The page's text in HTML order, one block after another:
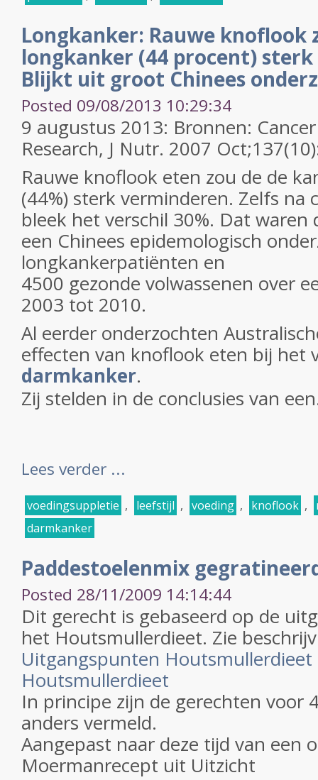
Longkanker: Rauwe knoflook
longkanker (44 procent)
Blijkt uit groot Chinees
Posted 09/08/2013 10:29:34
9 augustus 2013: Bronnen:
Research, J Nutr. 2007
Rauwe knoflook eten zou de de
(44%) sterk verminderen. Zelfs na
bleek het verschil 30%. Dat waren
een Chinees epidemologisch
longkankerpatiënten en
4500 gezonde volwassenen over
2003 tot 2010.
Al eerder onderzochten
effecten van knoflook eten bij het
darmkanker.
Zij stelden in de conclusies van
Lees verder ...
voedingsuppletie , leefstijl , voeding , knoflook ,
darmkanker
Paddestoelenmix
Posted 28/11/2009 14:14:44
Dit gerecht is gebaseerd op de
het Houtsmullerdieet. Zie
Uitgangspunten Houtsmullerdieet
Houtsmullerdieet
In principe zijn de gerechten voor
anders vermeld.
Aangepast naar deze tijd van een
Moermanrecept uit Uitzicht